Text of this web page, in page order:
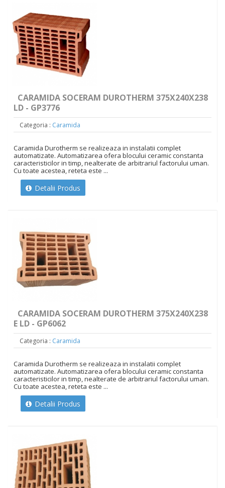
CARAMIDA SOCERAM DUROTHERM 375X240X238
LD - GP3776
Categoria : Caramida
Caramida Durotherm se realizeaza in instalatii complet
automatizate. Automatizarea ofera blocului ceramic constanta
caracteristicilor in timp, nealterate de arbitrariul factorului uman.
Cu toate acestea, reteta este ...
Detalii Produs
CARAMIDA SOCERAM DUROTHERM 375X240X238
E LD - GP6062
Categoria : Caramida
Caramida Durotherm se realizeaza in instalatii complet
automatizate. Automatizarea ofera blocului ceramic constanta
caracteristicilor in timp, nealterate de arbitrariul factorului uman.
Cu toate acestea, reteta este ...
Detalii Produs